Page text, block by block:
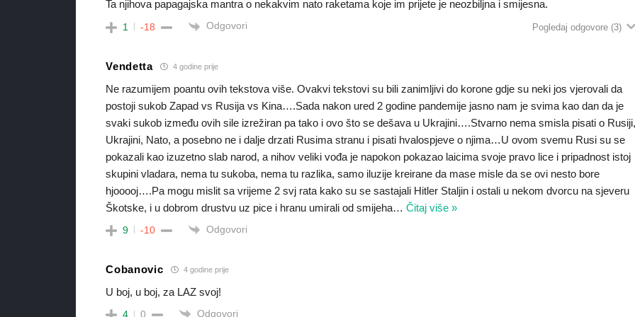
Ta njihova papagajska mantra o nekakvim nato raketama koje im prijete je neozbiljna i smijesna.
1 -18 Odgovori Pogledaj odgovore (3)
Vendetta 4 godine prije
Ne razumijem poantu ovih tekstova više. Ovakvi tekstovi su bili zanimljivi do korone gdje su neki jos vjerovali da
postoji sukob Zapad vs Rusija vs Kina….Sada nakon ured 2 godine pandemije jasno nam je svima kao dan da je
svaki sukob između ovih sile izrežiran pa tako i ovo što se dešava u Ukrajini….Stvarno nema smisla pisati o
Ukrajini, Nato, a posebno ne i dalje drzati Rusima stranu i pisati hvalospjeve o njima…U ovom svemu Rusi su se
pokazali kao izuzetno slab narod, a nihov veliki vođa je napokon pokazao laicima svoje pravo lice i pripadnost istoj
skupini vladara, nema tu sukoba, nema tu razlika, samo iluzije kreirane da mase misle da se ovi nesto bore
hjooooj….Pa mogu mislit sa vrijeme 2 svj rata kako su se sastajali Hitler Staljin i ostali u nekom dvorcu na sjeveru
Škotske, i u dobrom drustvu uz pice i hranu umirali od smijeha…Čitaj više »
9 -10 Odgovori
Cobanovic 4 godine prije
U boj, u boj, za LAZ svoj!
4 0 Odgovori